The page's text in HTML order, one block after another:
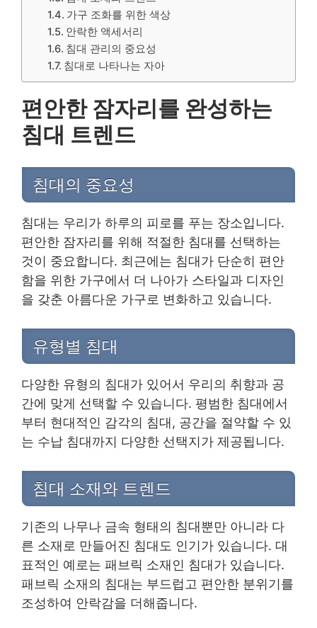
가구 조화를 위한 색상
안락한 액세서리
침대 관리의 중요성
침대로 나타나는 자아
편안한 잠자리를 완성하는
침대 트렌드
침대의 중요성
침대는 우리가 하루의 피로를 푸는 장소입니다.
편안한 잠자리를 위해 적절한 침대를 선택하는
것이 중요합니다. 최근에는 침대가 단순히 편안
함을 위한 가구에서 더 나아가 스타일과 디자인
을 갖춘 아름다운 가구로 변화하고 있습니다.
유형별 침대
다양한 유형의 침대가 있어서 우리의 취향과 공
간에 맞게 선택할 수 있습니다. 평범한 침대에서
부터 현대적인 감각의 침대, 공간을 절약할 수 있
는 수납 침대까지 다양한 선택지가 제공됩니다.
침대 소재와 트렌드
기존의 나무나 금속 형태의 침대뿐만 아니라 다
른 소재로 만들어진 침대도 인기가 있습니다. 대
표적인 예로는 패브릭 소재인 침대가 있습니다.
패브릭 소재의 침대는 부드럽고 편안한 분위기를
조성하여 안락감을 더해줍니다.